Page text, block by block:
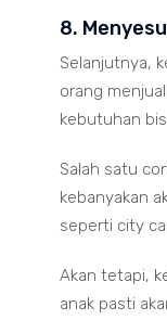
8.
Selanjutnya,
orang
kebutuhan
Salah satu
kebanyakan
seperti city
Akan tetapi,
anak pasti